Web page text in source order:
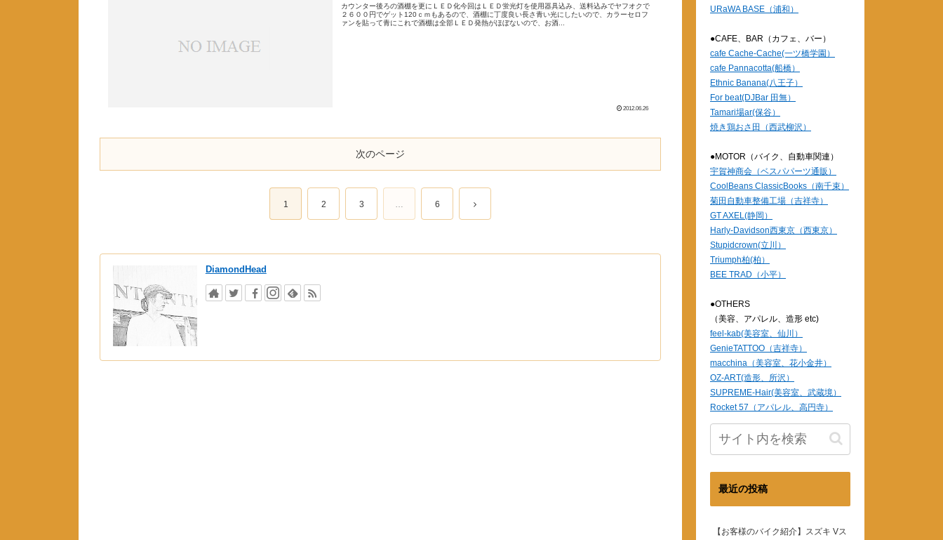
カウンター後ろの酒棚を更にＬＥＤ化今回はＬＥＤ蛍光灯を使用器具込み、送料込みでヤフオクで
２６００円でゲット120ｃｍもあるので、酒棚に丁度良い長さ青い光にしたいので、カラーセロフ
ァンを貼って青にこれで酒棚は全部ＬＥＤ発熱がほぼないので、お酒...
2012.06.26
次のページ
1 2 3 6
DiamondHead
URaWA BASE（浦和）
●CAFE、BAR（カフェ、バー）
cafe Cache-Cache(一ツ橋学園）
cafe Pannacotta(船橋）
Ethnic Banana(八王子）
For beat(DJBar 田無）
Tamari場ar(保谷）
焼き鶏おさ田（西武柳沢）
●MOTOR（バイク、自動車関連）
宇賀神商会（ベスパパーツ通販）
CoolBeans ClassicBooks（南千束）
菊田自動車整備工場（吉祥寺）
GT AXEL(静岡）
Harly-Davidson西東京（西東京）
Stupidcrown(立川）
Triumph柏(柏）
BEE TRAD（小平）
●OTHERS
（美容、アパレル、造形 etc)
feel-kab(美容室、仙川）
GenieTATTOO（吉祥寺）
macchina（美容室、花小金井）
OZ-ART(造形、所沢）
SUPREME-Hair(美容室、武蔵境）
Rocket 57（アパレル、高円寺）
最近の投稿
【お客様のバイク紹介】スズキ Vス